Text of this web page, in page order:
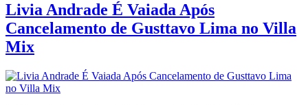
Livia Andrade É Vaiada Após
Cancelamento de Gusttavo Lima no Villa
Mix